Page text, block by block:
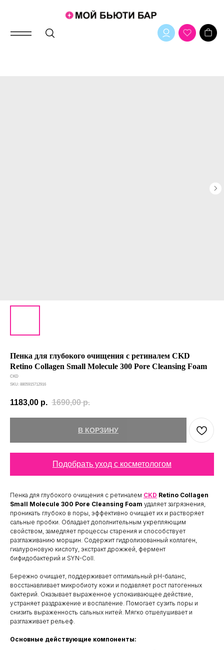
Пенка для глубокого очищения с ретиналем CKD
Retino Collagen Small Molecule 300 Pore Cleansing Foam
CKD
SKU: 8805915712916
1183,00 р. 1690,00 р.
В КОРЗИНУ
Подобрать уход с косметологом
Пенка для глубокого очищения с ретиналем CKD Retino Collagen
Small Molecule 300 Pore Cleansing Foam удаляет загрязнения,
проникать глубоко в поры, эффективно очищает их и растворяет
сальные пробки. Обладает дополнительным укрепляющим
свойством, замедляет процессы старения и способствует
разглаживанию морщин. Содержит гидролизованный коллаген,
гиалуроновую кислоту, экстракт дрожжей, фермент
бифидобактерий и SYN-Coll.
Бережно очищает, поддерживает оптимальный pH-баланс,
восстанавливает микробиоту кожи и подавляет рост патогенных
бактерий. Оказывает выраженное успокаивающее действие,
устраняет раздражение и воспаление. Помогает сузить поры и
снизить выраженность сальных нитей. Мягко отшелушивает и
разглаживает рельеф.
Основные действующие компоненты: